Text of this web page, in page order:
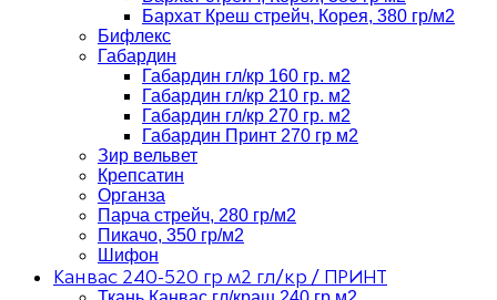
Бархат Креш стрейч, Корея, 380 гр/м2
Бифлекс
Габардин
Габардин гл/кр 160 гр. м2
Габардин гл/кр 210 гр. м2
Габардин гл/кр 270 гр. м2
Габардин Принт 270 гр м2
Зир вельвет
Крепсатин
Органза
Парча стрейч, 280 гр/м2
Пикачо, 350 гр/м2
Шифон
Канвас 240-520 гр м2 гл/кр / ПРИНТ